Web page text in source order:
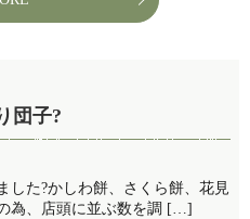
団子?
した?かしわ餅、さくら餅、花見
為、店頭に並ぶ数を調 […]